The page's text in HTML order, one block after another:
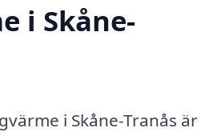
i Skåne-
i Skåne-Tranås är